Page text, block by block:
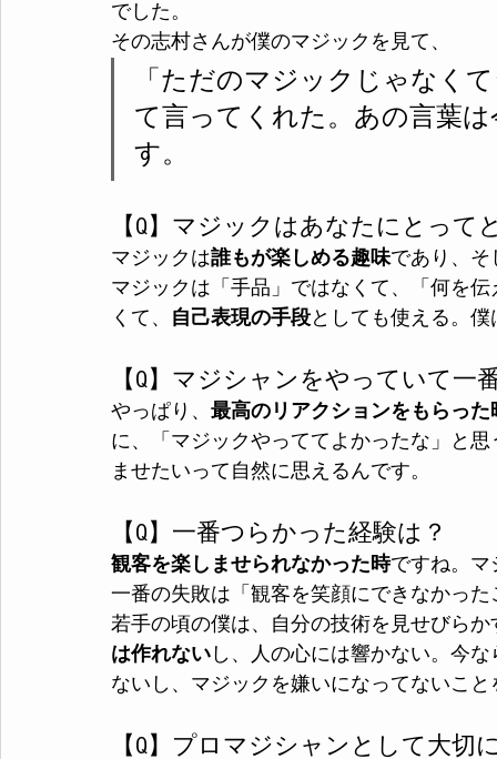
でした。
その志村さんが僕のマジックを見て、
「ただのマジックじゃなく
て言ってくれた。あの言葉
す。
【Q】マジックはあなたにとって
マジックは誰もが楽しめる趣味であり、そ
マジックは「手品」ではなくて、「何を
くて、
自己表現の手段としても使える。
【Q】マジシャンをやっていて一
やっぱり、 最高のリアクションをもらった
に、「マジックやっててよかったな」と
ませたいって自然に思えるんです。
【Q】一番つらかった経験は？
観客を楽しませられなかった時ですね。マ
一番の失敗は「観客を笑顔にできなかっ
若手の頃の僕は、自分の技術を見せびら
は作れないし、人の心には響かない。今
ないし、マジックを嫌いになってないこ
【Q】プロマジシャンとして大切